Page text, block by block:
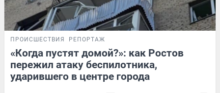
ПРОИСШЕСТВИЯ РЕПОРТАЖ
«Когда пустят домой?»: как Ростов
пережил атаку беспилотника,
ударившего в центре города